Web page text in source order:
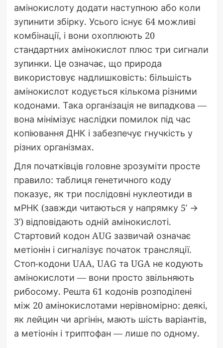
амінокислоту додати наступною або коли
зупинити збірку. Усього існує 64 можливі
комбінації, і вони охоплюють 20
стандартних амінокислот плюс три сигнали
зупинки. Це означає, що природа
використовує надлишковість: більшість
амінокислот кодується кількома різними
кодонами. Така організація не випадкова —
вона мінімізує наслідки помилок під час
копіювання ДНК і забезпечує гнучкість у
різних організмах.
Для початківців головне зрозуміти просте
правило: таблиця генетичного коду
показує, як три послідовні нуклеотиди в
мРНК (завжди читаються у напрямку 5′ →
3′) відповідають одній амінокислоті.
Стартовий кодон AUG зазвичай означає
метіонін і сигналізує початок трансляції.
Стоп-кодони UAA, UAG та UGA не кодують
амінокислоти — вони просто звільняють
рибосому. Решта 61 кодонів розподілені
між 20 амінокислотами нерівномірно: деякі,
як лейцин чи аргінін, мають шість варіантів,
а метіонін і триптофан — лише по одному.